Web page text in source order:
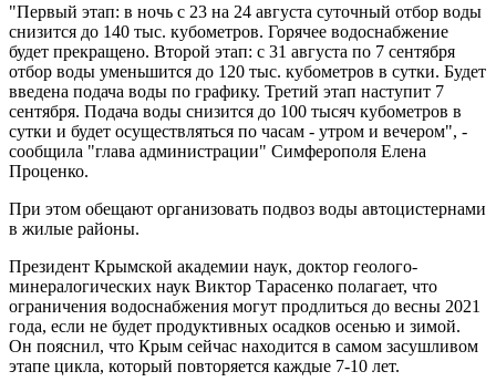
"Первый этап: в ночь с 23 на 24 августа суточный отбор воды
снизится до 140 тыс. кубометров. Горячее водоснабжение
будет прекращено. Второй этап: с 31 августа по 7 сентября
отбор воды уменьшится до 120 тыс. кубометров в сутки. Будет
введена подача воды по графику. Третий этап наступит 7
сентября. Подача воды снизится до 100 тысяч кубометров в
сутки и будет осуществляться по часам - утром и вечером", -
сообщила "глава администрации" Симферополя Елена
Проценко.
При этом обещают организовать подвоз воды автоцистернами
в жилые районы.
Президент Крымской академии наук, доктор геолого-
минералогических наук Виктор Тарасенко полагает, что
ограничения водоснабжения могут продлиться до весны 2021
года, если не будет продуктивных осадков осенью и зимой.
Он пояснил, что Крым сейчас находится в самом засушливом
этапе цикла, который повторяется каждые 7-10 лет.